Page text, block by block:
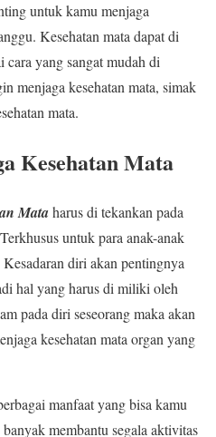
untuk kamu menjaga
Kesehatan mata dapat di
cara yang sangat mudah di
menjaga kesehatan mata, simak
mata.
Kesehatan Mata
Mataharus di tekankan pada
untuk para anak-anak
diri akan pentingnya
hal yang harus di miliki oleh
pada diri seseorang maka akan
kesehatan mata organ yang
manfaat yang bisa kamu
membantu segala aktivitas